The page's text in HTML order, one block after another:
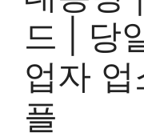
드 | 당
업자
플